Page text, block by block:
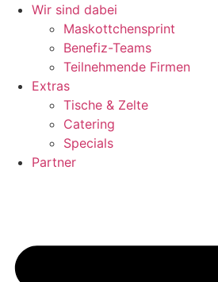
Wir sind dabei
Maskottchensprint
Benefiz-Teams
Teilnehmende Firmen
Extras
Tische & Zelte
Catering
Specials
Partner